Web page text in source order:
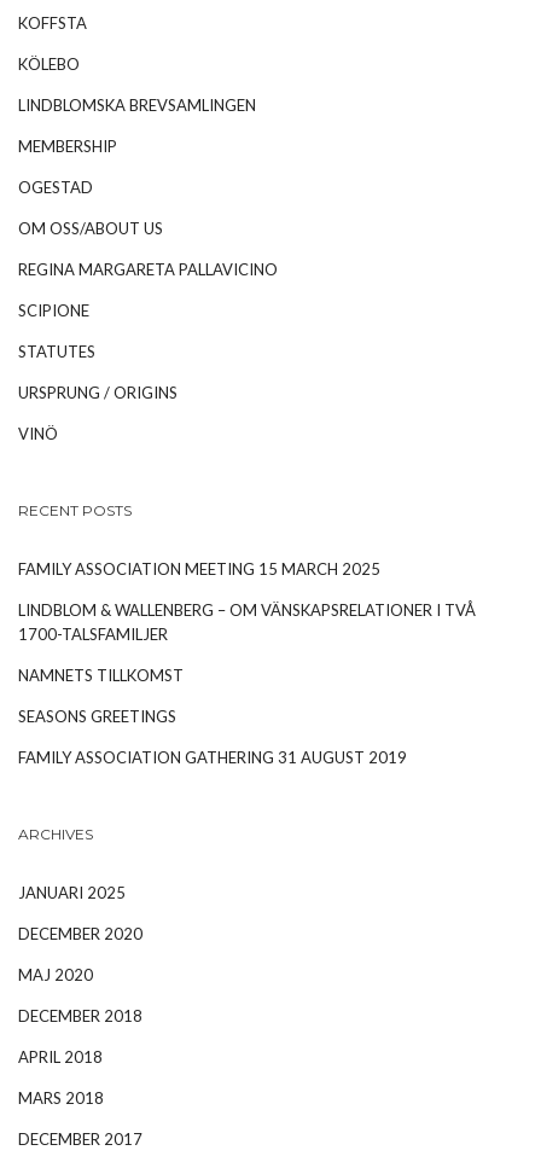
KOFFSTA
KÖLEBO
LINDBLOMSKA BREVSAMLINGEN
MEMBERSHIP
OGESTAD
OM OSS/ABOUT US
REGINA MARGARETA PALLAVICINO
SCIPIONE
STATUTES
URSPRUNG / ORIGINS
VINÖ
RECENT POSTS
FAMILY ASSOCIATION MEETING 15 MARCH 2025
LINDBLOM & WALLENBERG – OM VÄNSKAPSRELATIONER I TVÅ
1700-TALSFAMILJER
NAMNETS TILLKOMST
SEASONS GREETINGS
FAMILY ASSOCIATION GATHERING 31 AUGUST 2019
ARCHIVES
JANUARI 2025
DECEMBER 2020
MAJ 2020
DECEMBER 2018
APRIL 2018
MARS 2018
DECEMBER 2017